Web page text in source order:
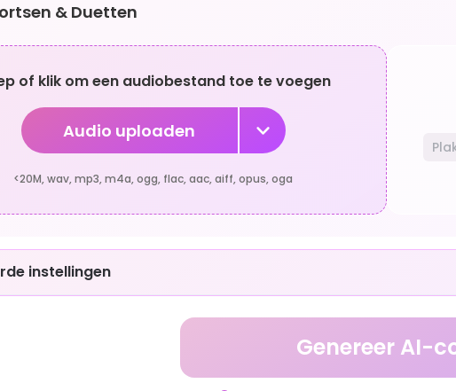
& Duetten
of klik om een audiobestand toe te voegen
Audio uploaden
<20M, wav, mp3, m4a, ogg, flac, aac, aiff, opus, oga
instellingen
Genereer AI-